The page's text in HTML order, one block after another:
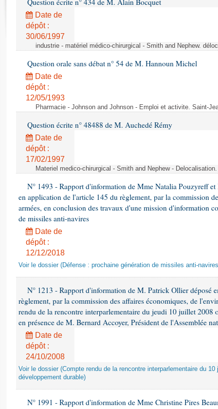
Rapports d'enquête
Rapports législatifs
Rapports sur l'application des lois
Baromètre de l’application des lois
Dossiers législatifs
Budget et sécurité sociale
Questions écrites et orales
Comptes rendus des débats
Question écrite n° 434 de M. Alain Bocquet
Date de
dépôt :
30/06/1997
industrie - matériel médico-chirurgical - Smith and Nephew.
Question orale sans débat n° 54 de M. Hannoun Michel
Date de
dépôt :
12/05/1993
Pharmacie - Johnson and Johnson - Emploi et activite. Saint-
Question écrite n° 48488 de M. Auchedé Rémy
Date de
dépôt :
17/02/1997
Materiel medico-chirurgical - Smith and Nephew -
N° 1493 - Rapport d'information de Mme Natalia Pouzyreff
en application de l'article 145 du règlement, par la commission
armées, en conclusion des travaux d'une mission d'information
de missiles anti-navires
Date de
dépôt :
12/12/2018
Voir le dossier (Défense : prochaine génération de missiles anti-
N° 1213 - Rapport d'information de M. Patrick Ollier déposé
règlement, par la commission des affaires économiques, de
rendu de la rencontre interparlementaire du jeudi 10 juillet 2008
en présence de M. Bernard Accoyer, Président de l'Assemblée
Date de
dépôt :
24/10/2008
Voir le dossier (Compte rendu de la rencontre interparlementaire du
développement durable)
N° 1991 - Rapport d'information de Mme Christine Pires